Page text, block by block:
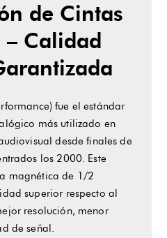
de Cintas
– Calidad
fue el estándar
más utilizado en
desde finales de
los 2000. Este
magnética de 1/2
superior respecto al
resolución, menor
de señal.